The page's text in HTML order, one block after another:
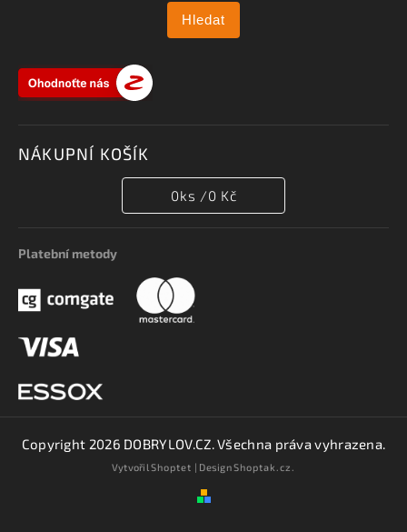
Hledat
NÁKUPNÍ KOŠÍK
0ks /0 Kč
Platební metody
Copyright 2026 DOBRYLOV.CZ . Všechna práva vyhrazena.
VytvořilShoptet | DesignShoptak.cz.